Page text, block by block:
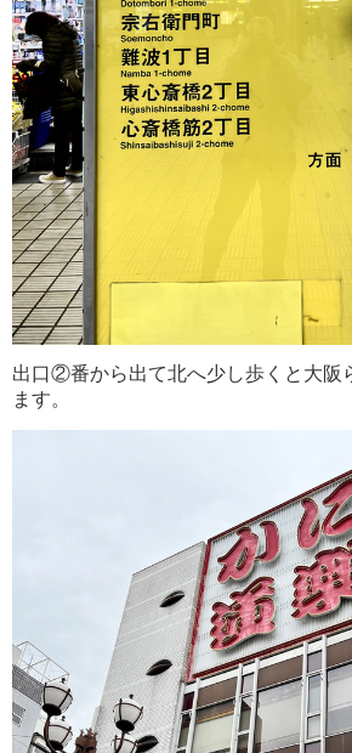
出口②番から出て北へ少し歩くと大阪
ます。